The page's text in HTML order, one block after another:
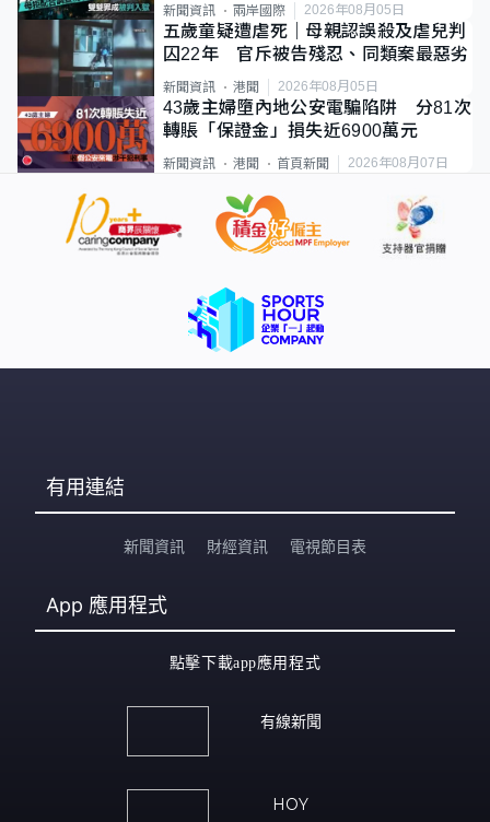
新聞資訊 兩岸國際 2026年08月05日
五歲童疑遭虐死｜母親認誤殺及虐兒判
囚22年 官斥被告殘忍、同類案最惡劣
新聞資訊 港聞 2026年08月05日
43歲主婦墮內地公安電騙陷阱 分81次
轉賬「保證金」損失近6900萬元
新聞資訊 港聞 首頁新聞 2026年08月07日
有用連結
新聞資訊 財經資訊 電視節目表
App 應用程式
點擊下載app應用程式
有線新聞
HOY